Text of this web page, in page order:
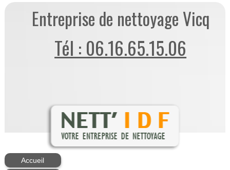
Entreprise de nettoyage Vicq
Tél : 06.16.65.15.06
Accueil